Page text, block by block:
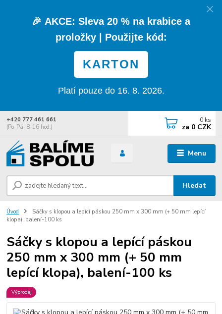
🎉 AKCE: Sleva 20 % na krabice a
proložky| Použijte kód:
KARTON
Platí pouze do 16. 8. 2026.
Menu
Hledat
+420 777 461 661
(Po-Pá, 8-16 hod.)
0 ks
za 0 CZK
Úvod
Sáčky s klopou a lepící páskou 250 mm x 300 mm (+ 50 mm lepící
klopa), balení-100 ks
Sáčky s klopou a lepící páskou
250 mm x 300 mm (+ 50 mm
lepící klopa), balení-100 ks
Výprodej